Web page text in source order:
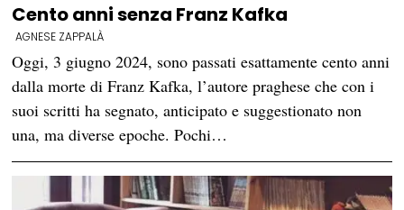
Cento anni senza Franz Kafka
AGNESE ZAPPALÀ
Oggi, 3 giugno 2024, sono passati esattamente cento anni
dalla morte di Franz Kafka, l’autore praghese che con i
suoi scritti ha segnato, anticipato e suggestionato non
una, ma diverse epoche. Pochi…